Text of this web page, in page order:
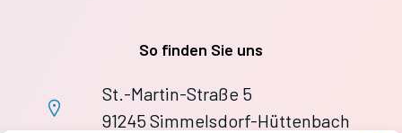
So finden Sie uns
St.-Martin-Straße 5
91245 Simmelsdorf-Hüttenbach